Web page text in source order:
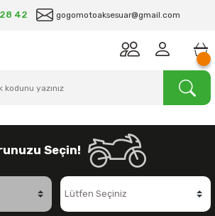
42 gogomotoaksesuar@gmail.com
Seçin!